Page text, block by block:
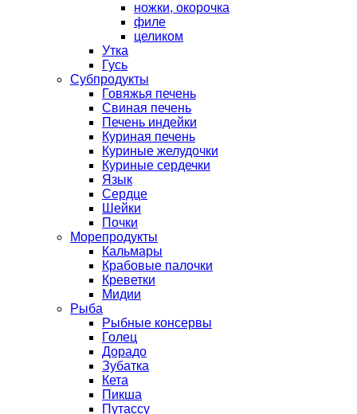
ножки, окорочка
филе
целиком
Утка
Гусь
Субпродукты
Говяжья печень
Свиная печень
Печень индейки
Куриная печень
Куриные желудочки
Куриные сердечки
Язык
Сердце
Шейки
Почки
Морепродукты
Кальмары
Крабовые палочки
Креветки
Мидии
Рыба
Рыбные консервы
Голец
Дорадо
Зубатка
Кета
Пикша
Путассу